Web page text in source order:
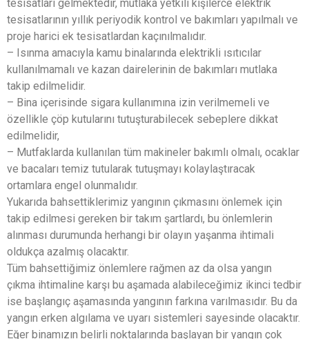
tesisatları gelmektedir, mutlaka yetkili kişilerce elektrik
tesisatlarının yıllık periyodik kontrol ve bakımları yapılmalı ve
proje harici ek tesisatlardan kaçınılmalıdır.
– Isınma amacıyla kamu binalarında elektrikli ısıtıcılar
kullanılmamalı ve kazan dairelerinin de bakımları mutlaka
takip edilmelidir.
– Bina içerisinde sigara kullanımına izin verilmemeli ve
özellikle çöp kutularını tutuşturabilecek sebeplere dikkat
edilmelidir,
– Mutfaklarda kullanılan tüm makineler bakımlı olmalı, ocaklar
ve bacaları temiz tutularak tutuşmayı kolaylaştıracak
ortamlara engel olunmalıdır.
Yukarıda bahsettiklerimiz yangının çıkmasını önlemek için
takip edilmesi gereken bir takım şartlardı, bu önlemlerin
alınması durumunda herhangi bir olayın yaşanma ihtimali
oldukça azalmış olacaktır.
Tüm bahsettiğimiz önlemlere rağmen az da olsa yangın
çıkma ihtimaline karşı bu aşamada alabileceğimiz ikinci tedbir
ise başlangıç aşamasında yangının farkına varılmasıdır. Bu da
yangın erken algılama ve uyarı sistemleri sayesinde olacaktır.
Eğer binamızın belirli noktalarında başlayan bir yangın çok